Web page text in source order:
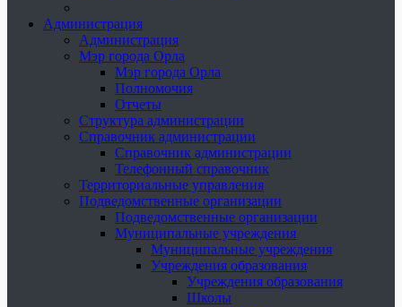
Администрация
Администрация
Мэр города Орла
Мэр города Орла
Полномочия
Отчеты
Структура администрации
Справочник администрации
Справочник администрации
Телефонный справочник
Территориальные управления
Подведомственные организации
Подведомственные организации
Муниципальные учреждения
Муниципальные учреждения
Учреждения образования
Учреждения образования
Школы